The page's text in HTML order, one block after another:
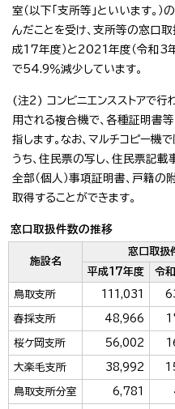
室（以下「支所等」といいます。
んだことを受け、支所等の窓口
成17年度）と2021年度（令和3
で54.9％減少しています。
(注2) コンビニエンスストアで行
用される複合機で、各種証明書
指します。なお、マルチコピー機
うち、住民票の写し、住民票記
全部（個人）事項証明書、戸籍の
取得することができます。
窓口取扱件数の推移
施設名
窓口取扱
平成17年度
令
鳥取支所 111,031
春採支所 48,966
桜ケ岡支所 56,002
大楽毛支所 38,992
鳥取支所分室 6,781